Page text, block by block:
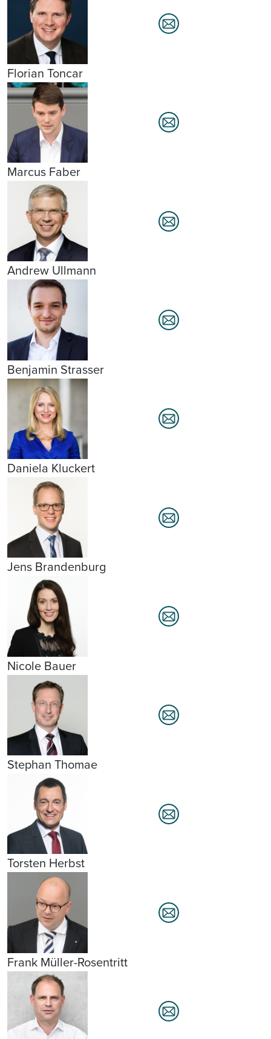
Florian Toncar
Marcus Faber
Andrew Ullmann
Benjamin Strasser
Daniela Kluckert
Jens Brandenburg
Nicole Bauer
Stephan Thomae
Torsten Herbst
Frank Müller-Rosentritt